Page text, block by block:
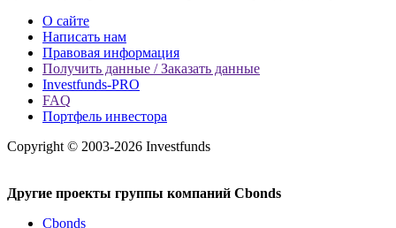
О сайте
Написать нам
Правовая информация
Получить данные / Заказать данные
Investfunds-PRO
FAQ
Портфель инвестора
Copyright © 2003-2026 Investfunds
Другие проекты группы компаний Cbonds
Cbonds